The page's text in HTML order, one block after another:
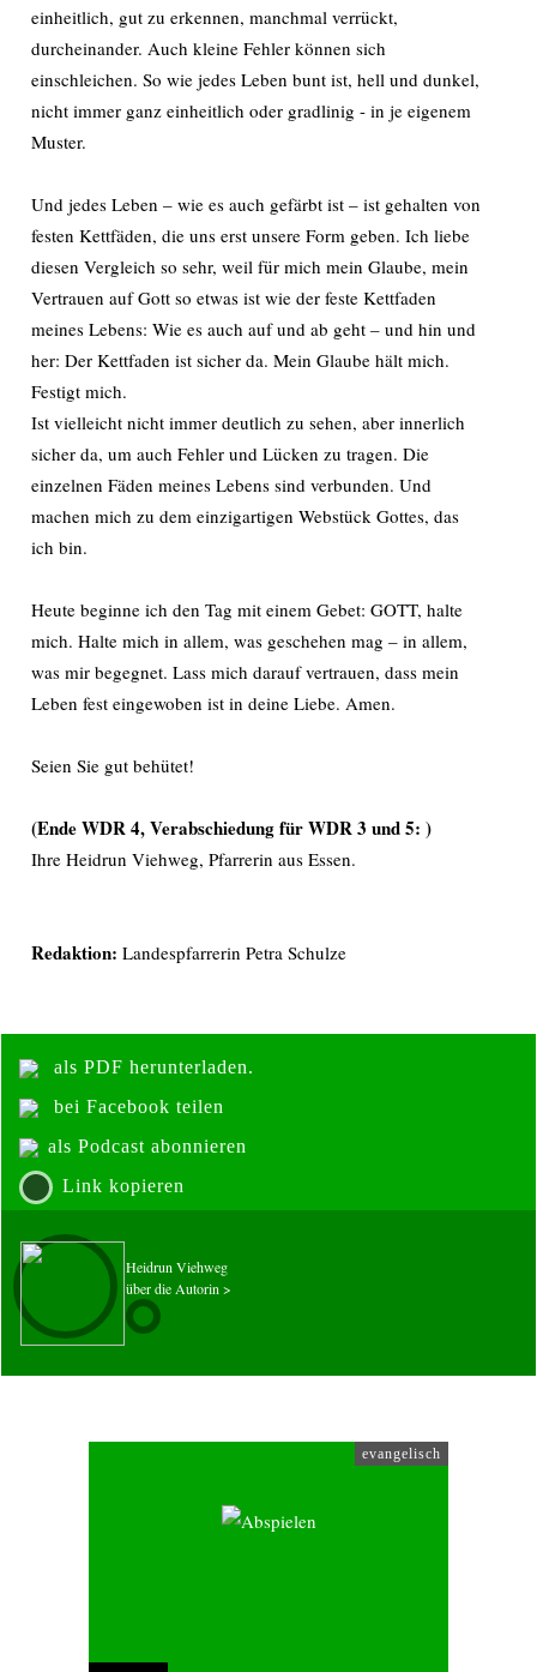
einheitlich, gut zu erkennen, manchmal verrückt,
durcheinander. Auch kleine Fehler können sich
einschleichen. So wie jedes Leben bunt ist, hell und dunkel,
nicht immer ganz einheitlich oder gradlinig - in je eigenem
Muster.
Und jedes Leben – wie es auch gefärbt ist – ist gehalten von
festen Kettfäden, die uns erst unsere Form geben. Ich liebe
diesen Vergleich so sehr, weil für mich mein Glaube, mein
Vertrauen auf Gott so etwas ist wie der feste Kettfaden
meines Lebens: Wie es auch auf und ab geht – und hin und
her: Der Kettfaden ist sicher da. Mein Glaube hält mich.
Festigt mich.
Ist vielleicht nicht immer deutlich zu sehen, aber innerlich
sicher da, um auch Fehler und Lücken zu tragen. Die
einzelnen Fäden meines Lebens sind verbunden. Und
machen mich zu dem einzigartigen Webstück Gottes, das
ich bin.
Heute beginne ich den Tag mit einem Gebet: GOTT, halte
mich. Halte mich in allem, was geschehen mag – in allem,
was mir begegnet. Lass mich darauf vertrauen, dass mein
Leben fest eingewoben ist in deine Liebe. Amen.
Seien Sie gut behütet!
(Ende WDR 4, Verabschiedung für WDR 3 und 5: )
Ihre Heidrun Viehweg, Pfarrerin aus Essen.
Redaktion: Landespfarrerin Petra Schulze
als PDF herunterladen.
bei Facebook teilen
als Podcast abonnieren
Link kopieren
Heidrun Viehweg
über die Autorin >
evangelisch